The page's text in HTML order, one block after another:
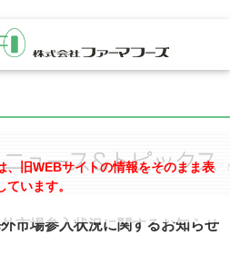
、旧WEBサイトの情報をそのまま表
ています。
市場参入状況に関するお知らせ